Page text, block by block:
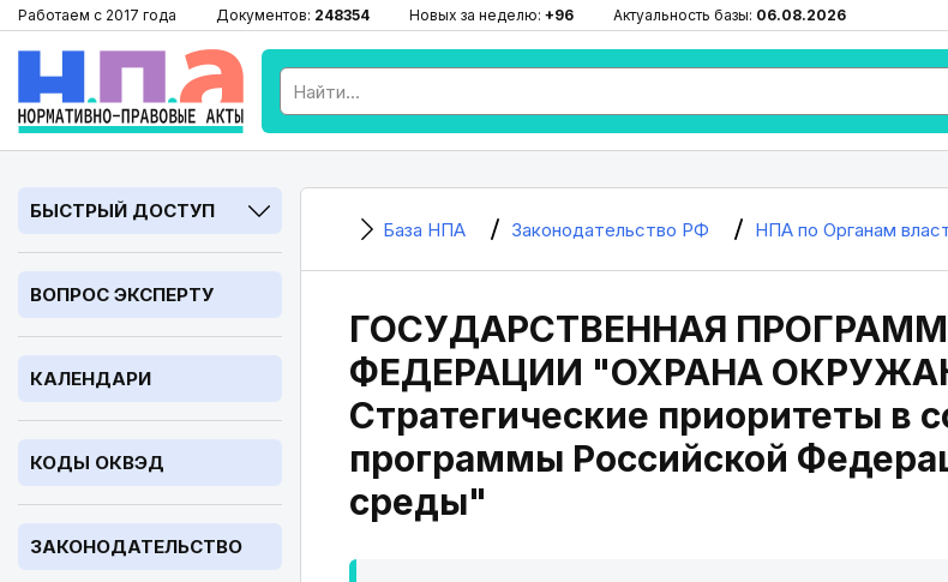
Работаем с 2017 года Документов: 248354 Новых за неделю: +96 Актуальность базы: 06.08.2026
БЫСТРЫЙ ДОСТУП
ВОПРОС ЭКСПЕРТУ
КАЛЕНДАРИ
КОДЫ ОКВЭД
ЗАКОНОДАТЕЛЬСТВО
База НПА Законодательство РФ НПА по Органам
ГОСУДАРСТВЕННАЯ
ФЕДЕРАЦИИ "ОХРАНА
Стратегические приоритеты в
программы Российской
среды"